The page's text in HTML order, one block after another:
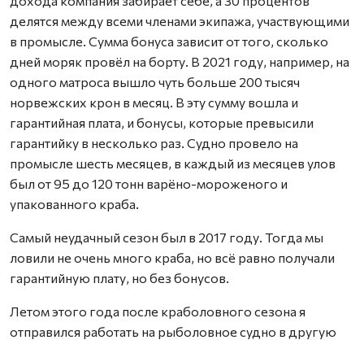
делятся между всеми членами экипажа, участвующими
в промысле. Сумма бонуса зависит от того, сколько
дней моряк провёл на борту. В 2021 году, например, на
одного матроса вышло чуть больше 200 тысяч
норвежских крон в месяц. В эту сумму вошла и
гарантийная плата, и бонусы, которые превысили
гарантийку в несколько раз. Судно провело на
промысле шесть месяцев, в каждый из месяцев улов
был от 95 до 120 тонн варёно-мороженого и
упакованного краба.
Самый неудачный сезон был в 2017 году. Тогда мы
ловили не очень много краба, но всё равно получали
гарантийную плату, но без бонусов.
Летом этого года после краболовного сезона я
отправился работать на рыболовное судно в другую